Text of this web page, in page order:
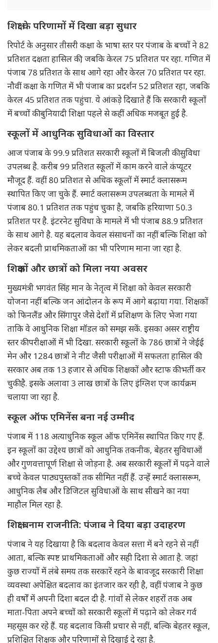
शिक्षा के परिणामों में दिखा बड़ा सुधार
रिपोर्ट के अनुसार तीसरी कक्षा के भाषा स्तर पर पंजाब के बच्चों ने 82
प्रतिशत दक्षता हासिल की, जबकि केरल 75 प्रतिशत पर रहा. गणित में
पंजाब 78 प्रतिशत के साथ आगे रहा और केरल 70 प्रतिशत पर रहा.
नौवीं कक्षा के गणित में भी पंजाब का प्रदर्शन 52 प्रतिशत रहा, जबकि
केरल 45 प्रतिशत तक पहुंचा. ये आंकड़े दिखाते हैं कि सरकारी स्कूलों
में बच्चों की बुनियादी शिक्षा पहले से कहीं अधिक मजबूत हुई है.
स्कूलों में आधुनिक सुविधाओं का विस्तार
आज पंजाब के 99.9 प्रतिशत सरकारी स्कूलों में बिजली की सुविधा
उपलब्ध है. करीब 99 प्रतिशत स्कूलों में काम करने वाले कंप्यूटर
मौजूद हैं. वहीं 80 प्रतिशत से अधिक स्कूलों में स्मार्ट क्लासरूम
स्थापित किए जा चुके हैं. स्मार्ट क्लासरूम उपलब्धता के मामले में
पंजाब 80.1 प्रतिशत तक पहुंच चुका है, जबकि हरियाणा 50.3
प्रतिशत पर है. इंटरनेट सुविधा के मामले में भी पंजाब 88.9 प्रतिशत
के साथ आगे है. यह बदलाव केवल संसाधनों का नहीं बल्कि शिक्षा को
लेकर बदली प्राथमिकताओं का भी परिणाम माना जा रहा है.
शिक्षकों और छात्रों को मिला नया अवसर
मुख्यमंत्री भगवंत सिंह मान के नेतृत्व में शिक्षा को केवल सरकारी
योजना नहीं बल्कि जन आंदोलन के रूप में आगे बढ़ाया गया. शिक्षकों
को फिनलैंड और सिंगापुर जैसे देशों में प्रशिक्षण के लिए भेजा गया
ताकि वे आधुनिक शिक्षा मॉडल को समझ सकें. इसका असर राष्ट्रीय
स्तर की परीक्षाओं में भी दिखा. सरकारी स्कूलों के 786 छात्रों ने जेईई
मेन और 1284 छात्रों ने नीट जैसी परीक्षाओं में सफलता हासिल की.
सरकार अब तक 13 हजार से अधिक शिक्षकों और स्टाफ की भर्ती कर
चुकी है. इसके अलावा 3 लाख छात्रों के लिए इंग्लिश एज कार्यक्रम
चलाया जा रहा है.
स्कूल ऑफ एमिनेंस बना नई उम्मीद
पंजाब में 118 अत्याधुनिक स्कूल ऑफ एमिनेंस स्थापित किए गए हैं.
इन स्कूलों का उद्देश्य छात्रों को आधुनिक तकनीक, बेहतर सुविधाओं
और गुणवत्तापूर्ण शिक्षा से जोड़ना है. अब सरकारी स्कूलों में पढ़ने वाले
बच्चे केवल पाठ्यपुस्तकों तक सीमित नहीं हैं. उन्हें स्मार्ट क्लासरूम,
आधुनिक लैब और डिजिटल सुविधाओं के साथ सीखने का नया
माहौल मिल रहा है.
शिक्षा बनाम राजनीति: पंजाब ने दिया बड़ा उदाहरण
पंजाब ने यह दिखाया है कि बदलाव केवल सत्ता में बने रहने से नहीं
आता, बल्कि स्पष्ट प्राथमिकताओं और सही दिशा से आता है. जहां
कुछ राज्यों में लंबे समय तक सरकारें रहने के बावजूद सरकारी शिक्षा
व्यवस्था अपेक्षित बदलाव का इंतजार कर रही है, वहीं पंजाब ने कुछ
ही वर्षों में अपनी दिशा बदल दी है. गांवों से लेकर शहरों तक अब
माता-पिता अपने बच्चों को सरकारी स्कूलों में पढ़ाने को लेकर गर्व
महसूस कर रहे हैं. यह बदलाव किसी प्रचार से नहीं, बल्कि बेहतर स्कूल,
प्रशिक्षित शिक्षक और परिणामों से दिखाई दे रहा है.